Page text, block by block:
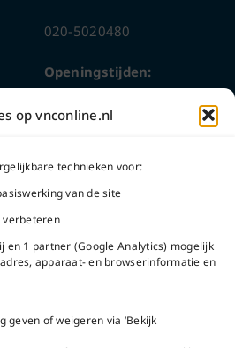
op vnconline.nl
technieken voor:
van de site
verbeteren
en 1 partner (Google Analytics) mogelijk
apparaat- en browserinformatie en
geven of weigeren via ‘Bekijk
020-5020480
Openingstijden:
ma t/m do
Na openingstijden
bereikbaar via
5020480